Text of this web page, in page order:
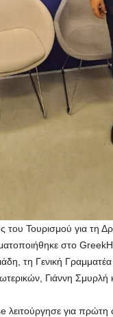
Τουρισμού για τη
στο
τη Γενική
Γιάννη Σμυρλή
λειτούργησε για